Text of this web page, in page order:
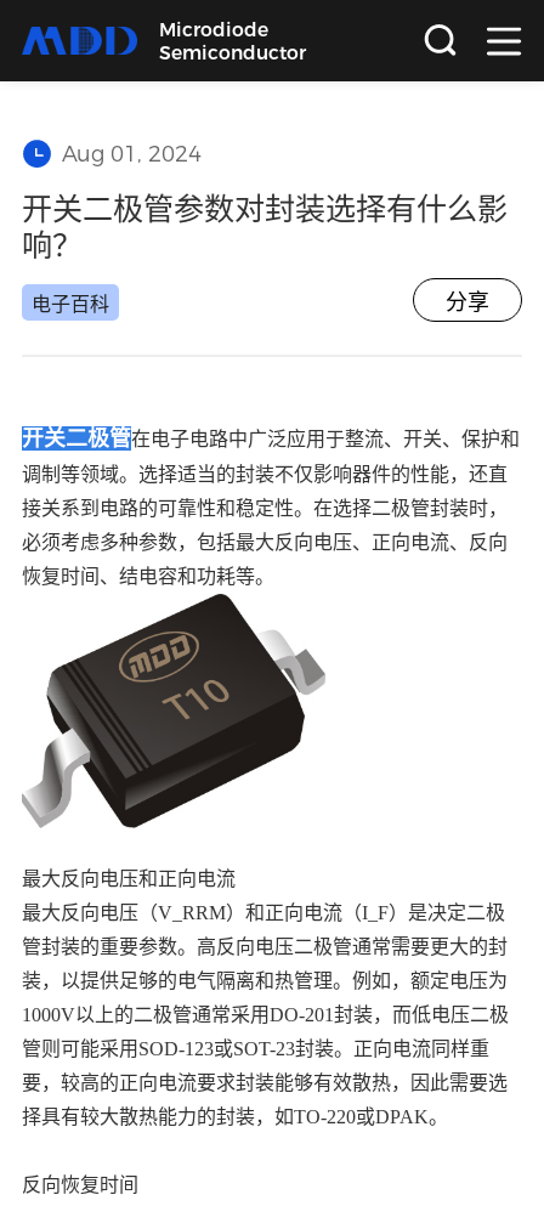
Microdiode
Semiconductor
应用
关于
中文
语言
Aug 01, 2024
开关二极管参数对封装选择有什么影
响？
电子百科 分享
开关二极管在电子电路中广泛应用于整流、开关、保护和
调制等领域。选择适当的封装不仅影响器件的性能，还直
接关系到电路的可靠性和稳定性。在选择二极管封装时，
必须考虑多种参数，包括最大反向电压、正向电流、反向
恢复时间、结电容和功耗等。
最大反向电压和正向电流
最大反向电压（V_RRM）和正向电流（I_F）是决定二极
管封装的重要参数。高反向电压二极管通常需要更大的封
装，以提供足够的电气隔离和热管理。例如，额定电压为
1000V以上的二极管通常采用DO-201封装，而低电压二极
管则可能采用SOD-123或SOT-23封装。正向电流同样重
要，较高的正向电流要求封装能够有效散热，因此需要选
择具有较大散热能力的封装，如TO-220或DPAK。
反向恢复时间